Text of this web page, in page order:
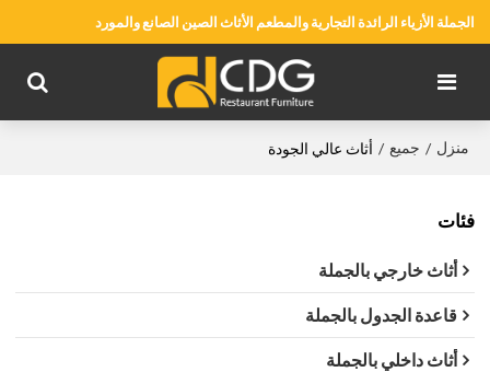
الجملة الأزياء الرائدة التجارية والمطعم الأثاث الصين الصانع والمورد
منزل / جميع / أثاث عالي الجودة
فئات
أثاث خارجي بالجملة
قاعدة الجدول بالجملة
أثاث داخلي بالجملة